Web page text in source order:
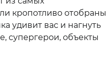
кропотливо отобраны
удивит вас и нагнуть
супергерои, объекты
отыскать все